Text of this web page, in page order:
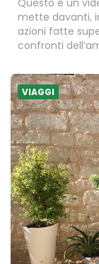
mette davanti,
azioni fatte
confronti
VIAGGI